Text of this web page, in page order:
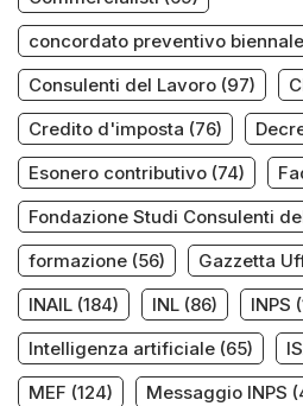
concordato preventivo biennale
Consulenti del Lavoro (97)
Credito d'imposta (76)
Esonero contributivo (74)
Fondazione Studi Consulenti
formazione (56) Gazzetta
INAIL (184) INL (86) INPS
Intelligenza artificiale (65)
MEF (124) Messaggio INPS